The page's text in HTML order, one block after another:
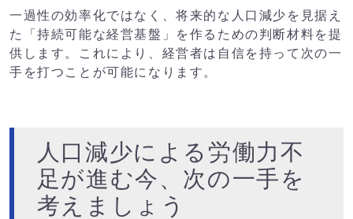
一過性の効率化ではなく、将来的な人口減少を見据え
た「持続可能な経営基盤」を作るための判断材料を提
供します。これにより、経営者は自信を持って次の一
手を打つことが可能になります。
人口減少による労働力不
足が進む今、次の一手を
考えましょう